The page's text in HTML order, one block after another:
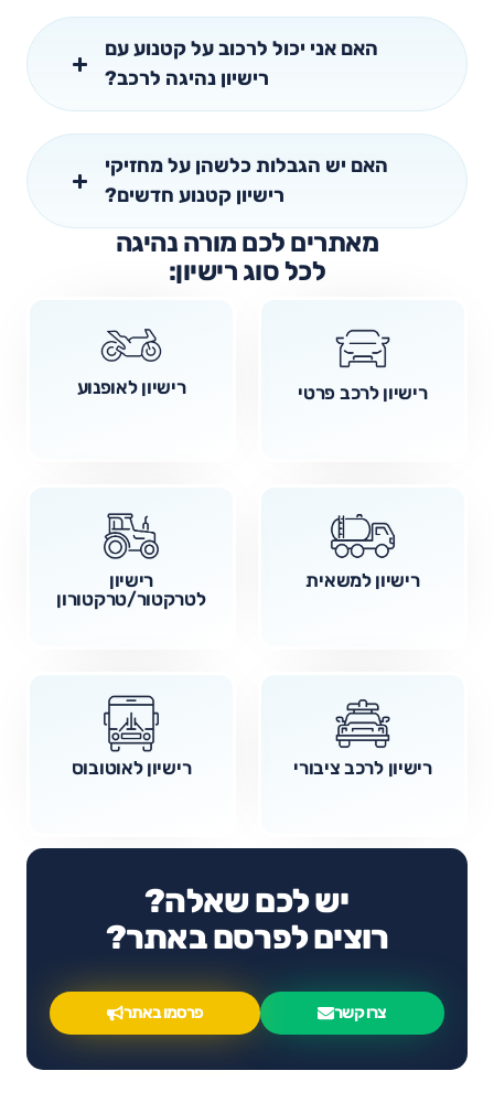
האם אני יכול לרכוב על קטנוע עם
רישיון נהיגה לרכב?
האם יש הגבלות כלשהן על מחזיקי
רישיון קטנוע חדשים?
מאתרים לכם מורה נהיגה
לכל סוג רישיון:
רישיון לרכב פרטי רישיון לאופנוע
רישיון למשאית
רישיון
לטרקטור/טרקטורון
רישיון לרכב ציבורי רישיון לאוטובוס
יש לכם שאלה?
רוצים לפרסם באתר?
צרו קשר פרסמו באתר